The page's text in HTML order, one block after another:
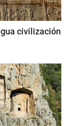
civilización